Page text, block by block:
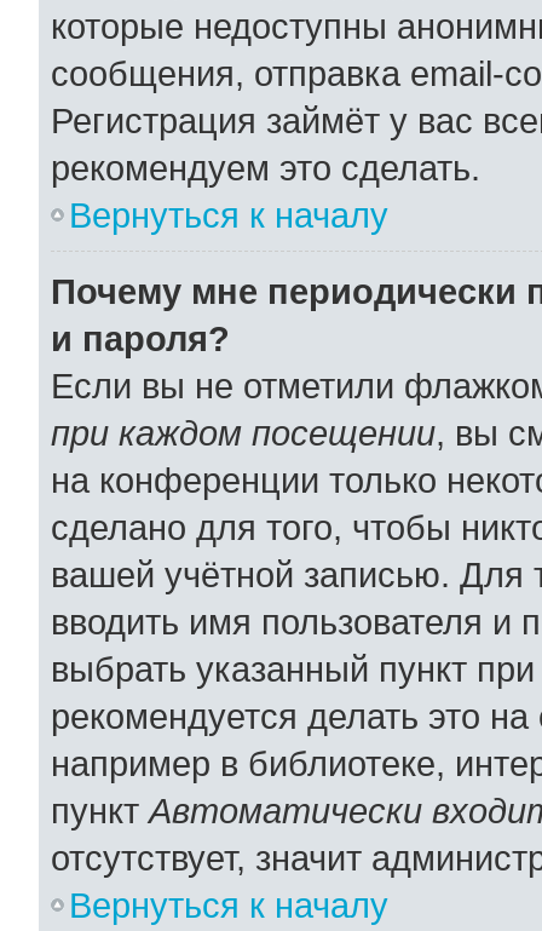
которые недоступны
сообщения, отправка email-
Регистрация займёт у вас
рекомендуем это сделать.
Вернуться к началу
Почему мне периодически
и пароля?
Если вы не отметили
при каждом посещении, вы
на конференции только
сделано для того, чтобы
вашей учётной записью. Для
вводить имя пользователя
выбрать указанный пункт
рекомендуется делать это
например в библиотеке,
пунктАвтоматически
отсутствует, значит
Вернуться к началу